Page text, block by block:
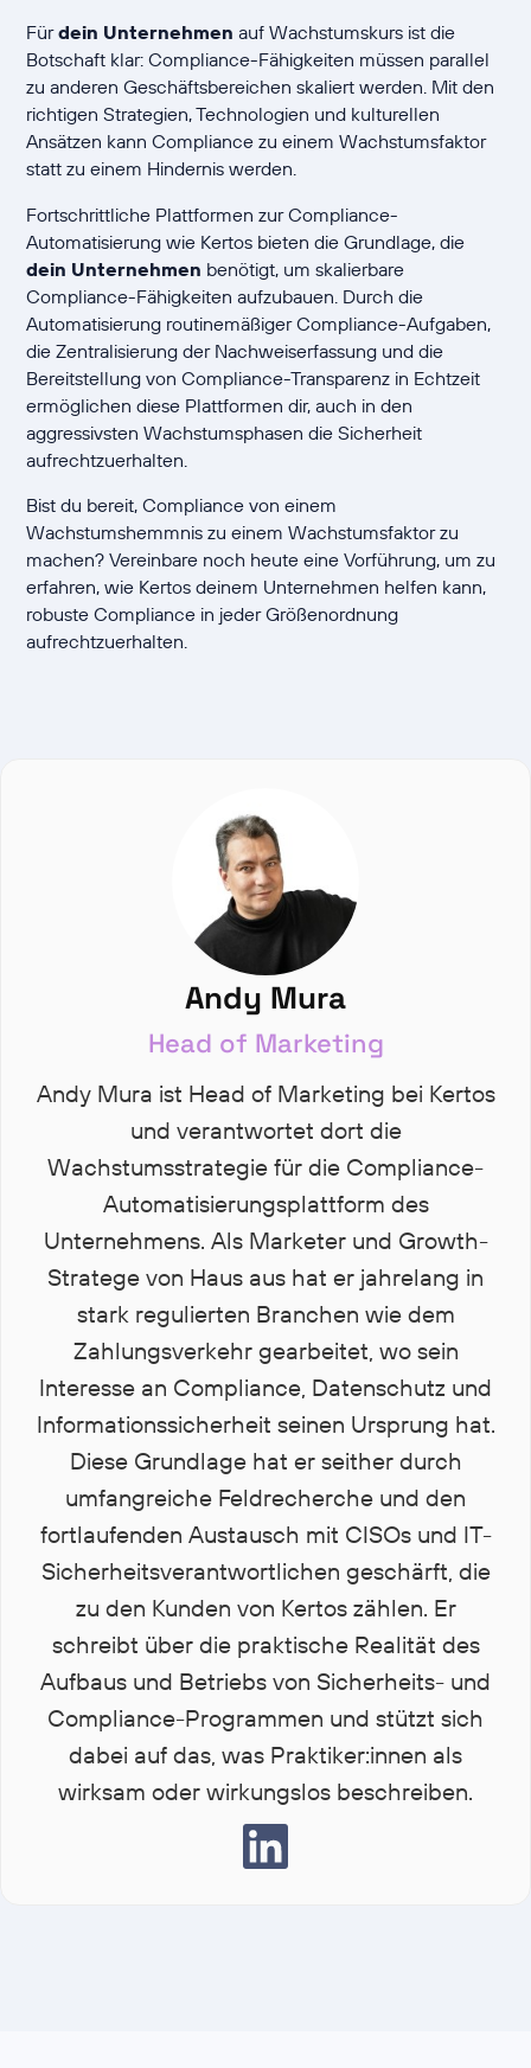
Fürdein Unternehmen auf Wachstumskurs ist die
Botschaft klar: Compliance-Fähigkeiten müssen parallel
zu anderen Geschäftsbereichen skaliert werden. Mit den
richtigen Strategien, Technologien und kulturellen
Ansätzen kann Compliance zu einem Wachstumsfaktor
statt zu einem Hindernis werden.
Fortschrittliche Plattformen zur Compliance-
Automatisierung wie Kertos bieten die Grundlage, die
dein Unternehmen benötigt, um skalierbare
Compliance-Fähigkeiten aufzubauen. Durch die
Automatisierung routinemäßiger Compliance-Aufgaben,
die Zentralisierung der Nachweiserfassung und die
Bereitstellung von Compliance-Transparenz in Echtzeit
ermöglichen diese Plattformen dir, auch in den
aggressivsten Wachstumsphasen die Sicherheit
aufrechtzuerhalten.
Bist du bereit, Compliance von einem
Wachstumshemmnis zu einem Wachstumsfaktor zu
machen? Vereinbare noch heute eine Vorführung, um zu
erfahren, wie Kertos deinem Unternehmen helfen kann,
robuste Compliance in jeder Größenordnung
aufrechtzuerhalten.
Andy Mura
Head of Marketing
Andy Mura ist Head of Marketing bei Kertos
und verantwortet dort die
Wachstumsstrategie für die Compliance-
Automatisierungsplattform des
Unternehmens. Als Marketer und Growth-
Stratege von Haus aus hat er jahrelang in
stark regulierten Branchen wie dem
Zahlungsverkehr gearbeitet, wo sein
Interesse an Compliance, Datenschutz und
Informationssicherheit seinen Ursprung hat.
Diese Grundlage hat er seither durch
umfangreiche Feldrecherche und den
fortlaufenden Austausch mit CISOs und IT-
Sicherheitsverantwortlichen geschärft, die
zu den Kunden von Kertos zählen. Er
schreibt über die praktische Realität des
Aufbaus und Betriebs von Sicherheits- und
Compliance-Programmen und stützt sich
dabei auf das, was Praktiker:innen als
wirksam oder wirkungslos beschreiben.